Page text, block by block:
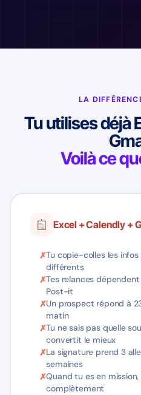
LA
Tu utilises déjà
Voilà ce
Excel + Calendly +
Tu copie-colles les
différents
Tes relances
Post-it
Un prospect répond à
matin
Tu ne sais pas quelle
convertit le mieux
La signature prend 3
semaines
Quand tu es en
complètement